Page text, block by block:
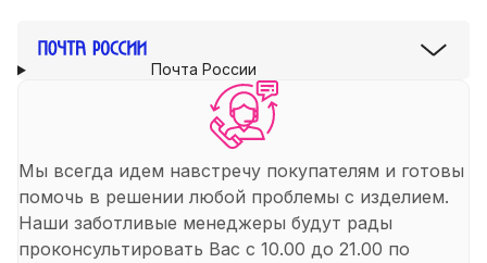
Почта России
Мы всегда идем навстречу покупателям и готовы
помочь в решении любой проблемы с изделием.
Наши заботливые менеджеры будут рады
проконсультировать Вас с 10.00 до 21.00 по